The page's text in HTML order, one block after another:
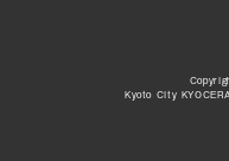
Kyoto City